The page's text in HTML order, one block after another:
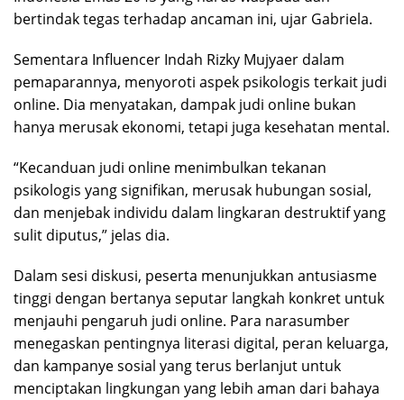
bertindak tegas terhadap ancaman ini, ujar Gabriela.
Sementara Influencer Indah Rizky Mujyaer dalam
pemaparannya, menyoroti aspek psikologis terkait judi
online. Dia menyatakan, dampak judi online bukan
hanya merusak ekonomi, tetapi juga kesehatan mental.
“Kecanduan judi online menimbulkan tekanan
psikologis yang signifikan, merusak hubungan sosial,
dan menjebak individu dalam lingkaran destruktif yang
sulit diputus,” jelas dia.
Dalam sesi diskusi, peserta menunjukkan antusiasme
tinggi dengan bertanya seputar langkah konkret untuk
menjauhi pengaruh judi online. Para narasumber
menegaskan pentingnya literasi digital, peran keluarga,
dan kampanye sosial yang terus berlanjut untuk
menciptakan lingkungan yang lebih aman dari bahaya